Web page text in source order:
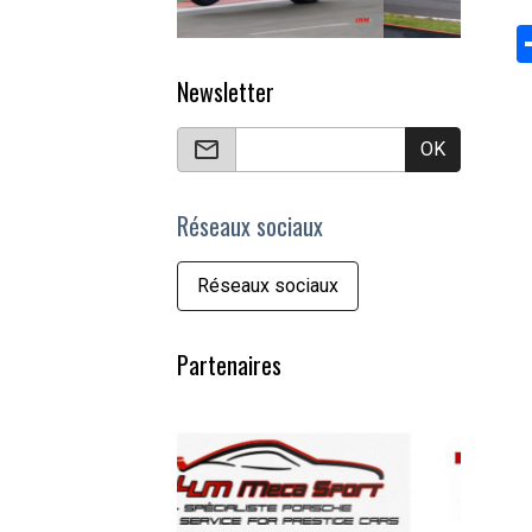
Newsletter
OK
Réseaux sociaux
Réseaux sociaux
Partenaires